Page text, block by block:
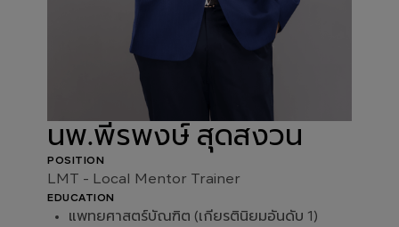
นพ.พีรพงษ์ สุดสงวน
POSITION
LMT - Local Mentor Trainer
EDUCATION
แพทยศาสตร์บัณฑิต (เกียรตินิยมอันดับ 1)